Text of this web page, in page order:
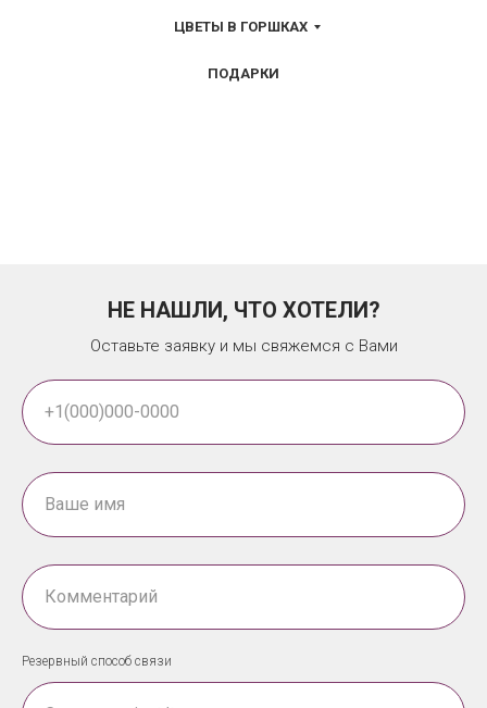
ЦВЕТЫ В ГОРШКАХ
ПОДАРКИ
НЕ НАШЛИ, ЧТО ХОТЕЛИ?
Оставьте заявку и мы свяжемся с Вами
Резервный способ связи